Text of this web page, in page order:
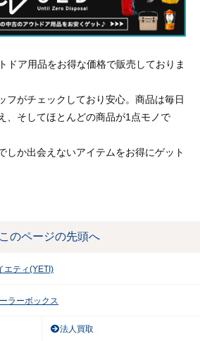
ドア用品をお得な価格で販売しておりま
フがチェックしており安心。商品は毎日
、そしてほとんどの商品が1点モノで
しか出会えないアイテムをお得にゲット
このページの先頭へ
エティ(YETI)
ラーボックス
法人買取